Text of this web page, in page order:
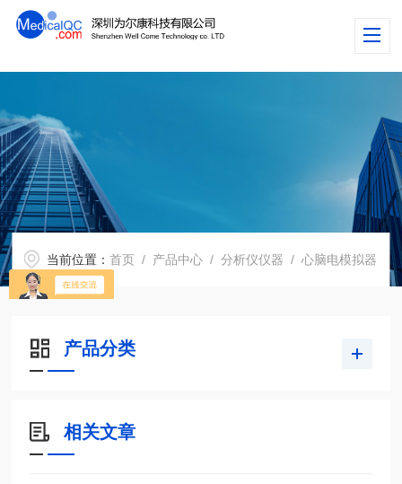
当前位置：首页 / 产品中心 /分析仪仪器 /心脑电模拟器
产品分类
相关文章